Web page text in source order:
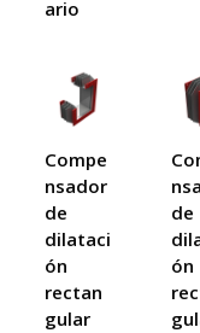
ario
Compe
nsador
de
dilataci
ón
rectan
gular
de
ón